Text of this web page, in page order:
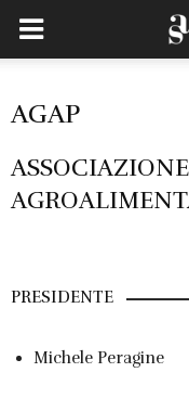
AGAP
PRESIDENTE
Michele Peragine